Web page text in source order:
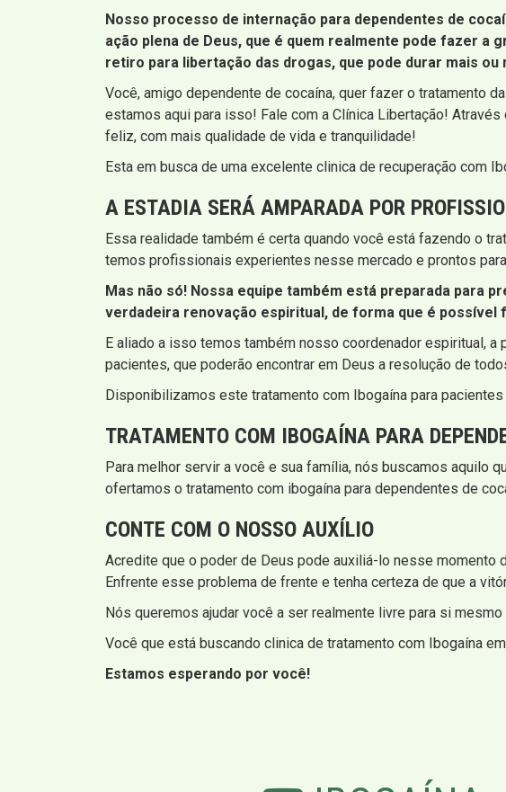
Nosso processo de internação para dependentes de
ação plena de Deus, que é quem realmente pode fazer a
retiro para libertação das drogas, que pode durar mais
Você, amigo dependente de cocaína, quer fazer o tratamento
estamos aqui para isso! Fale com a Clínica Libertação!
feliz, com mais qualidade de vida e tranquilidade!
Esta em busca de uma excelente clinica de recuperação com
A ESTADIA SERÁ AMPARADA POR
Essa realidade também é certa quando você está fazendo o
temos profissionais experientes nesse mercado e prontos
Mas não só! Nossa equipe também está preparada para
verdadeira renovação espiritual, de forma que é possível
E aliado a isso temos também nosso coordenador espiritual,
pacientes, que poderão encontrar em Deus a resolução de
Disponibilizamos este tratamento com Ibogaína para pacientes
TRATAMENTO COM IBOGAÍNA PARA
Para melhor servir a você e sua família, nós buscamos aquilo
ofertamos o tratamento com ibogaína para dependentes de
CONTE COM O NOSSO AUXÍLIO
Acredite que o poder de Deus pode auxiliá-lo nesse
Enfrente esse problema de frente e tenha certeza de que a
Nós queremos ajudar você a ser realmente livre para si
Você que está buscando clinica de tratamento com Ibogaína
Estamos esperando por você!